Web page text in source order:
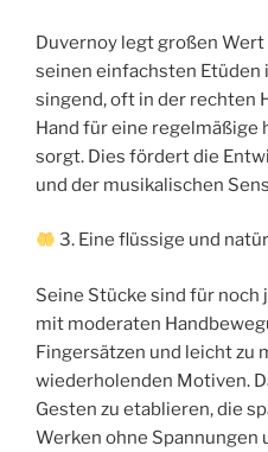
Duvernoy legt großen
seinen einfachsten Etüden
singend, oft in der rechten
Hand für eine
sorgt. Dies fördert die
und der musikalischen
3. Eine flüssige und
Seine Stücke sind für noch
mit moderaten
Fingersätzen und leicht zu
wiederholenden Motiven.
Gesten zu etablieren, die
Werken ohne Spannungen